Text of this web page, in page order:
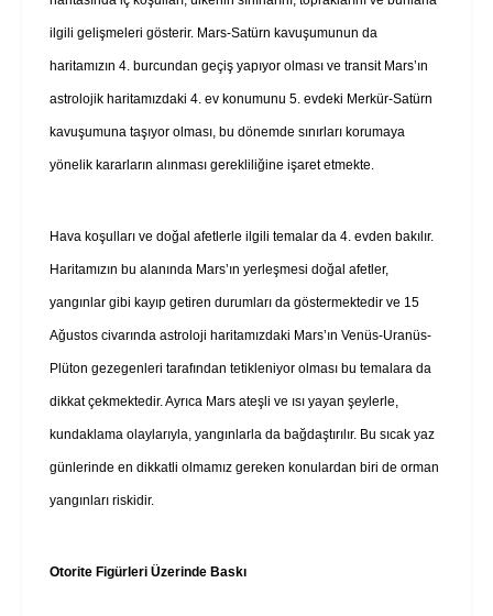
ilgili gelişmeleri gösterir. Mars-Satürn kavuşumunun da
haritamızın 4. burcundan geçiş yapıyor olması ve transit Mars’ın
astrolojik haritamızdaki 4. ev konumunu 5. evdeki Merkür-Satürn
kavuşumuna taşıyor olması, bu dönemde sınırları korumaya
yönelik kararların alınması gerekliliğine işaret etmekte.
Hava koşulları ve doğal afetlerle ilgili temalar da 4. evden bakılır.
Haritamızın bu alanında Mars’ın yerleşmesi doğal afetler,
yangınlar gibi kayıp getiren durumları da göstermektedir ve 15
Ağustos civarında astroloji haritamızdaki Mars’ın Venüs-Uranüs-
Plüton gezegenleri tarafından tetikleniyor olması bu temalara da
dikkat çekmektedir. Ayrıca Mars ateşli ve ısı yayan şeylerle,
kundaklama olaylarıyla, yangınlarla da bağdaştırılır. Bu sıcak yaz
günlerinde en dikkatli olmamız gereken konulardan biri de orman
yangınları riskidir.
Otorite Figürleri Üzerinde Baskı